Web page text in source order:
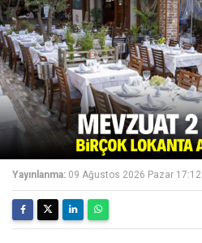
Yayınlanma: 09 Ağustos 2026 Pazar 17:12